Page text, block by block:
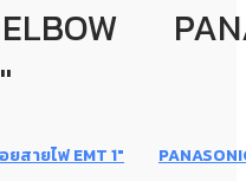
สายไฟ EMT 1″